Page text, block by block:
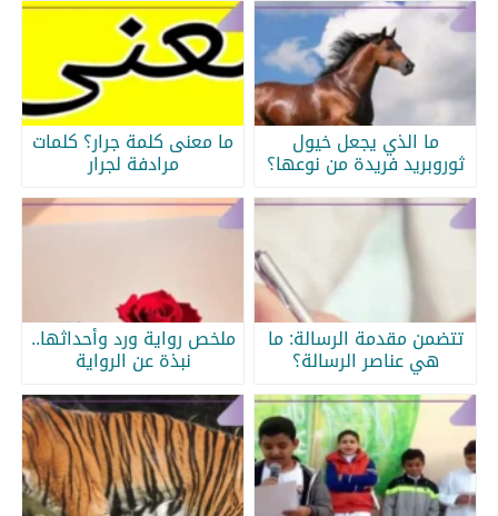
ما الذي يجعل خيول
ثوروبريد فريدة من نوعها؟
ما معنى كلمة جرار؟ كلمات
مرادفة لجرار
تتضمن مقدمة الرسالة: ما
هي عناصر الرسالة؟
ملخص رواية ورد وأحداثها..
نبذة عن الرواية